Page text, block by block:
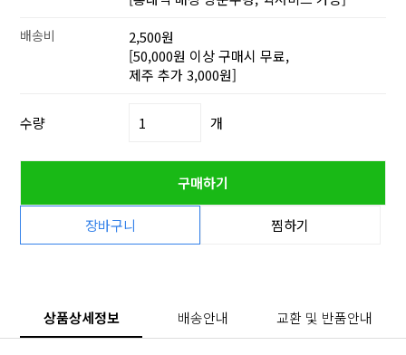
배송비
2,500원
[50,000원 이상 구매시 무료,
제주 추가 3,000원]
수량 개
구매하기
장바구니 찜하기
상품상세정보 배송안내 교환 및 반품안내